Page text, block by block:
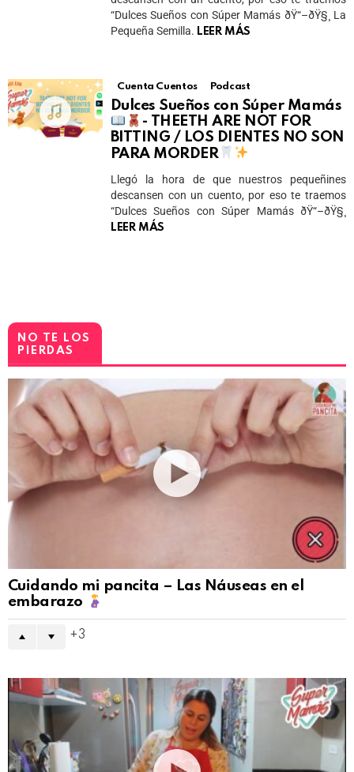
“Dulces Sueños con Súper Mamás ðŸ“–ðŸ§¸ La
Pequeña Semilla. LEER MÁS
Cuenta Cuentos Podcast
Dulces Sueños con Súper Mamás
- THEETH ARE NOT FOR
BITTING / LOS DIENTES NO SON
PARA MORDER
Llegó la hora de que nuestros pequeñines
descansen con un cuento, por eso te traemos
“Dulces Sueños con Súper Mamás ðŸ“–ðŸ§¸
LEER MÁS
NO TE LOS
PIERDAS
Cuidando mi pancita – Las Náuseas en el
embarazo
3